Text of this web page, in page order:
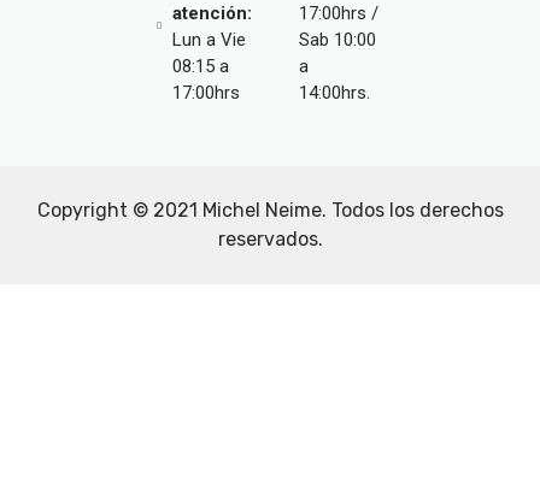
atención:
Lun a Vie
08:15 a
17:00hrs
17:00hrs /
Sab 10:00
a
14:00hrs.
Copyright © 2021 Michel Neime. Todos los derechos
reservados.